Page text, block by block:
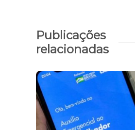
Publicações
relacionadas